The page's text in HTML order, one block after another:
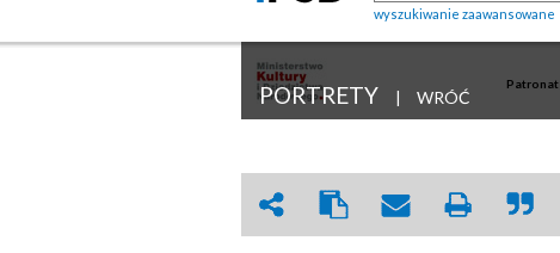
wyszukiwanie zaawansowane
Patronat
PORTRETY | WRÓĆ